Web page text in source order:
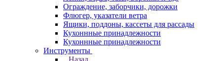
Ограждение, заборчики, дорожки
Флюгер, указатели ветра
Ящики, поддоны, кассеты для рассады
Кухоннные принадлежности
Кухоннные принадлежности
Инструменты
Назад